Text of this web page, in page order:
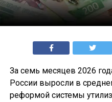
За семь месяцев 2026
России выросли в
реформой системы